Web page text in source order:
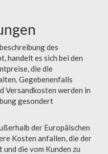
des
handelt es sich bei den
die die
Gegebenenfalls
Versandkosten werden in
gesondert
der Europäischen
Kosten anfallen, die der
die vom Kunden zu